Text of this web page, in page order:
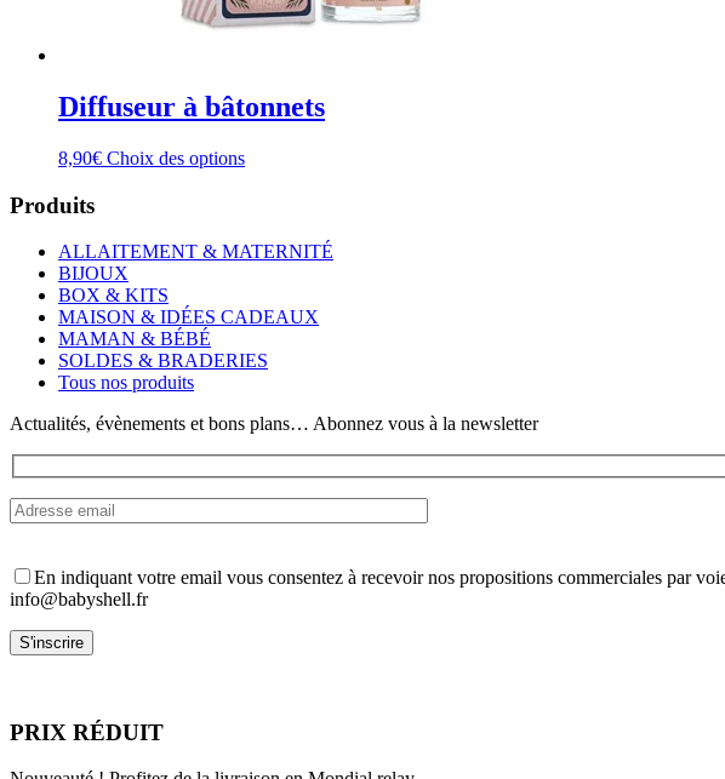
Diffuseur à bâtonnets
8,90€ Choix des optionsCe
variations.
Les
peuvent
être
choisies
sur
page
du
produit
Produits
ALLAITEMENT & MATERNITÉ
BIJOUX
BOX & KITS
MAISON & IDÉES CADEAUX
MAMAN & BÉBÉ
SOLDES & BRADERIES
Tous nos produits
Actualités, évènements et bons plans… Abonnez vous à la newsletter
En indiquant votre email vous consentez à recevoir nos propositions commerciales par
info@babyshell.fr
PRIX RÉDUIT